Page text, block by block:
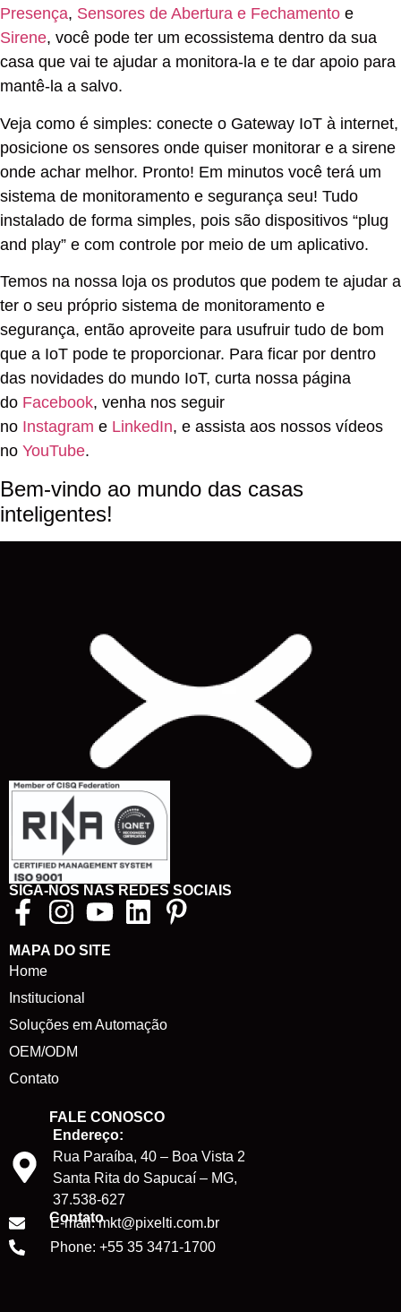
Presença, Sensores de Abertura e Fechamento e
Sirene, você pode ter um ecossistema dentro da sua
casa que vai te ajudar a monitora-la e te dar apoio para
mantê-la a salvo.
Veja como é simples: conecte o Gateway IoT à internet,
posicione os sensores onde quiser monitorar e a sirene
onde achar melhor. Pronto! Em minutos você terá um
sistema de monitoramento e segurança seu! Tudo
instalado de forma simples, pois são dispositivos “plug
and play” e com controle por meio de um aplicativo.
Temos na nossa loja os produtos que podem te ajudar a
ter o seu próprio sistema de monitoramento e
segurança, então aproveite para usufruir tudo de bom
que a IoT pode te proporcionar. Para ficar por dentro
das novidades do mundo IoT, curta nossa página
do Facebook, venha nos seguir
no Instagram e LinkedIn, e assista aos nossos vídeos
no YouTube.
Bem-vindo ao mundo das casas
inteligentes!
SIGA-NOS NAS REDES SOCIAIS
MAPA DO SITE
Home
Institucional
Soluções em Automação
OEM/ODM
Contato
FALE CONOSCO
Endereço:
Rua Paraíba, 40 – Boa Vista 2
Santa Rita do Sapucaí – MG,
37.538-627
Contato
E-mail: mkt@pixelti.com.br
Phone: +55 35 3471-1700